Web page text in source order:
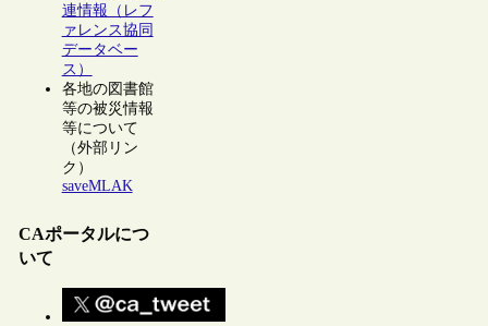
連情報（レフ
ァレンス協同
データベー
ス）
各地の図書館
等の被災情報
等について
（外部リン
ク）
saveMLAK
CAポータルにつ
いて